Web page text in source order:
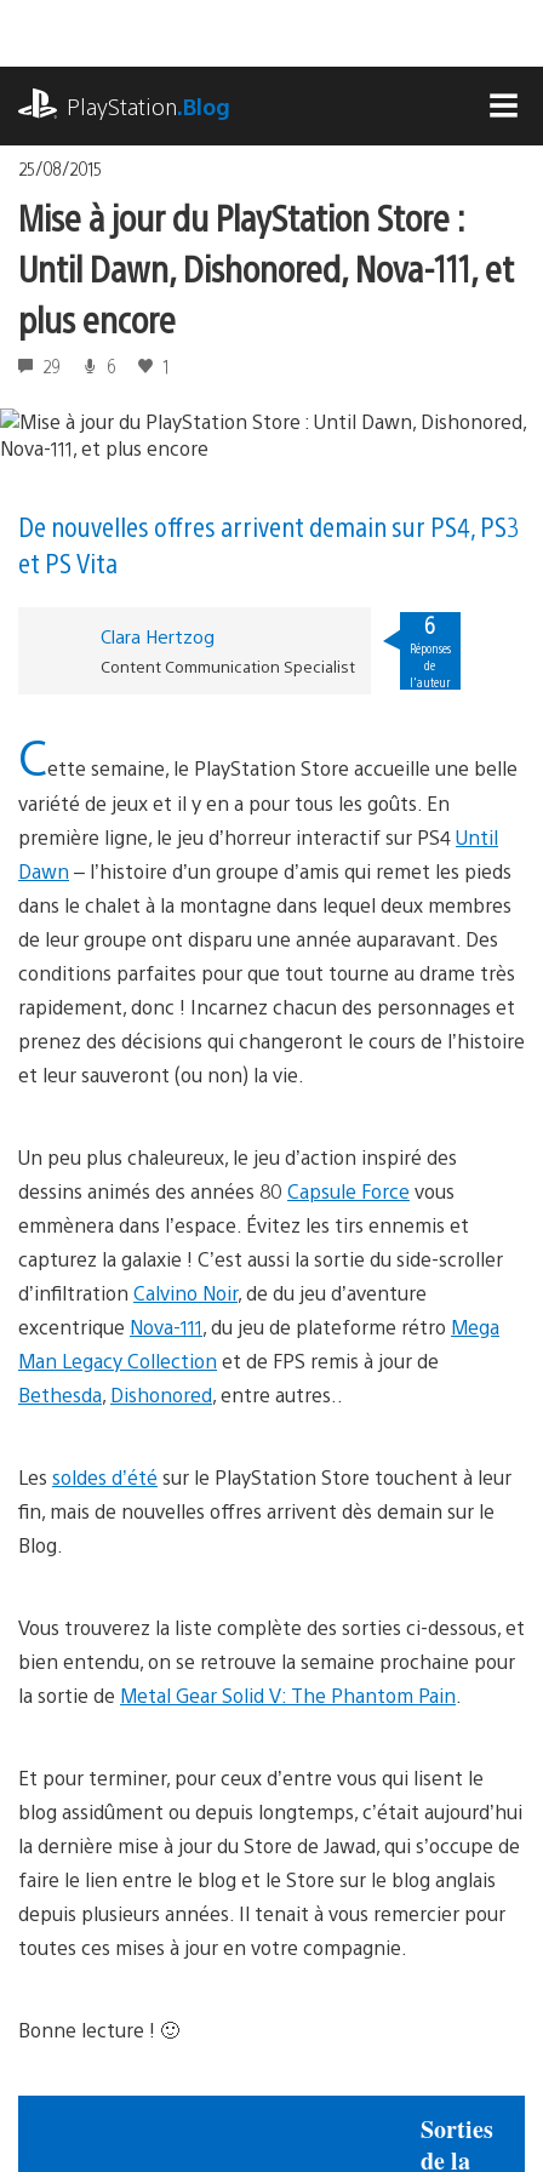
contenu
PlayStation.Blog
25/08/2015
Mise à jour du PlayStation Store :
Until Dawn, Dishonored, Nova-111, et
plus encore
29 6 1
De nouvelles offres arrivent demain sur PS4, PS3
et PS Vita
Clara Hertzog
Content Communication Specialist
6
Réponses
de
l'auteur
Cette semaine, le PlayStation Store accueille une belle
variété de jeux et il y en a pour tous les goûts. En
première ligne, le jeu d’horreur interactif sur PS4Until
Dawn – l’histoire d’un groupe d’amis qui remet les pieds
dans le chalet à la montagne dans lequel deux membres
de leur groupe ont disparu une année auparavant. Des
conditions parfaites pour que tout tourne au drame très
rapidement, donc ! Incarnez chacun des personnages et
prenez des décisions qui changeront le cours de l’histoire
et leur sauveront (ou non) la vie.
Un peu plus chaleureux, le jeu d’action inspiré des
dessins animés des années 80 Capsule Force vous
emmènera dans l’espace. Évitez les tirs ennemis et
capturez la galaxie ! C’est aussi la sortie du side-scroller
d’infiltration Calvino Noir, de du jeu d’aventure
excentrique Nova-111, du jeu de plateforme rétro Mega
Man Legacy Collection et de FPS remis à jour de
Bethesda, Dishonored, entre autres..
Les soldes d’été sur le PlayStation Store touchent à leur
fin, mais de nouvelles offres arrivent dès demain sur le
Blog.
Vous trouverez la liste complète des sorties ci-dessous, et
bien entendu, on se retrouve la semaine prochaine pour
la sortie de Metal Gear Solid V: The Phantom Pain
Et pour terminer, pour ceux d’entre vous qui lisent le
blog assidûment ou depuis longtemps, c’était aujourd’hui
la dernière mise à jour du Store de Jawad, qui s’occupe de
faire le lien entre le blog et le Store sur le blog anglais
depuis plusieurs années. Il tenait à vous remercier pour
toutes ces mises à jour en votre compagnie.
Bonne lecture ! 🙂
Sorties
de la